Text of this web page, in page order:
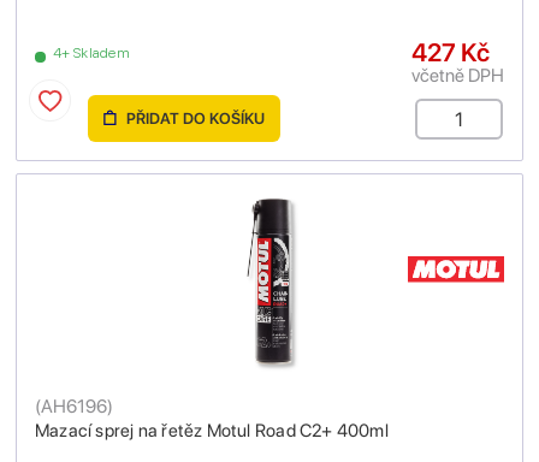
4+ Skladem 427 Kč
včetně DPH
PŘIDAT DO KOŠÍKU
Mazací sprej na řetěz Motul Road C2+ 400ml
(AH6196)